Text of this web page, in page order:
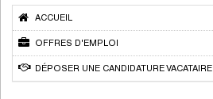
ACCUEIL
OFFRES D'EMPLOI
DÉPOSER UNE CANDIDATURE VACATAIRE